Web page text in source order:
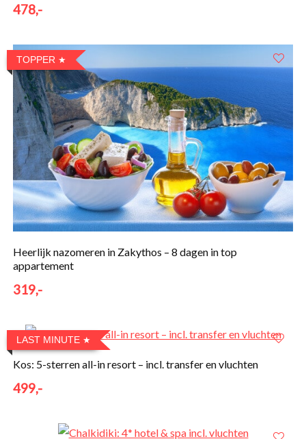
478,-
TOPPER
Heerlijk nazomeren in Zakythos – 8 dagen in top
appartement
319,-
LAST MINUTE
Kos: 5-sterren all-in resort – incl. transfer en vluchten
499,-